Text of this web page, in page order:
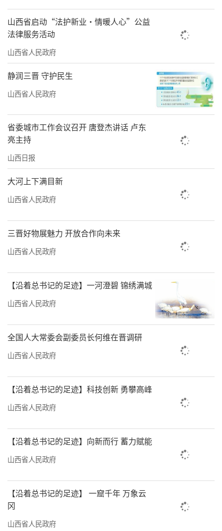
山西省启动“法护新业·情暖人心”公益
法律服务活动
山西省人民政府
静润三晋 守护民生
山西省人民政府
省委城市工作会议召开 唐登杰讲话 卢东
亮主持
山西日报
大河上下满目新
山西省人民政府
三晋好物展魅力 开放合作向未来
山西省人民政府
【沿着总书记的足迹】一河澄碧 锦绣满城
山西省人民政府
全国人大常委会副委员长何维在晋调研
山西省人民政府
【沿着总书记的足迹】科技创新 勇攀高峰
山西省人民政府
【沿着总书记的足迹】向新而行 蓄力赋能
山西省人民政府
【沿着总书记的足迹】 一窟千年 万象云
冈
山西省人民政府